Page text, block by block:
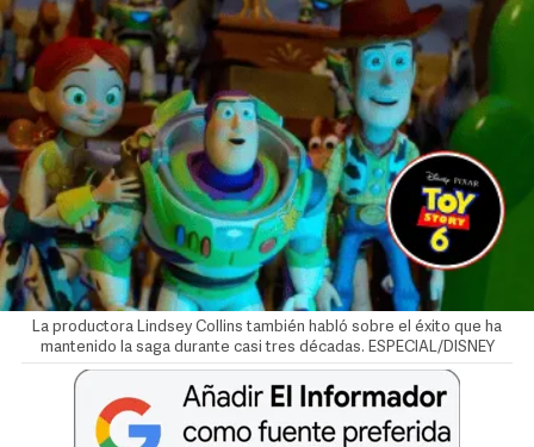
La productora Lindsey Collins también habló sobre el éxito que ha
mantenido la saga durante casi tres décadas. ESPECIAL/DISNEY